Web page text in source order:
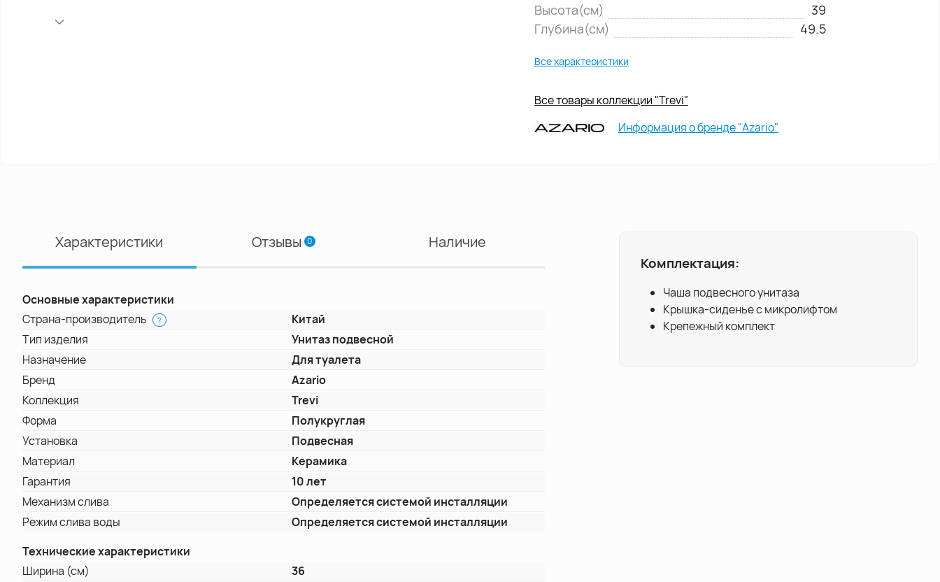
Высота(см)
39
Глубина(см)
49.5
Все характеристики
Все товары коллекции "Trevi"
Информация о бренде "Azario"
Характеристики Отзывы 0 Наличие
Основные характеристики
Страна-производитель
?
Китай
Тип изделия
Унитаз подвесной
Назначение
Для туалета
Бренд
Azario
Коллекция
Trevi
Форма
Полукруглая
Установка
Подвесная
Материал
Керамика
Гарантия
10 лет
Механизм слива
Определяется системой инсталляции
Режим слива воды
Определяется системой инсталляции
Технические характеристики
Ширина (см)
36
Комплектация:
Чаша подвесного унитаза
Крышка-сиденье с микролифтом
Крепежный комплект